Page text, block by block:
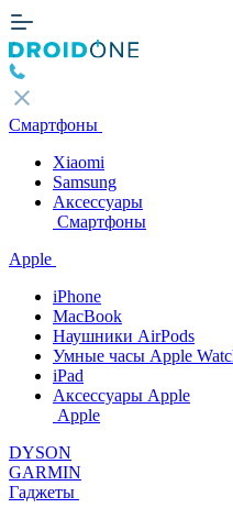
Смартфоны
Xiaomi
Samsung
Аксессуары
Смартфоны
Apple
iPhone
MacBook
Наушники AirPods
Умные часы Apple
iPad
Аксессуары Apple
Apple
DYSON
GARMIN
Гаджеты